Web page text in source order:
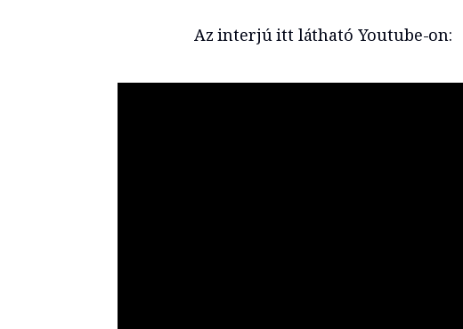
Az interjú itt látható Youtube-on: